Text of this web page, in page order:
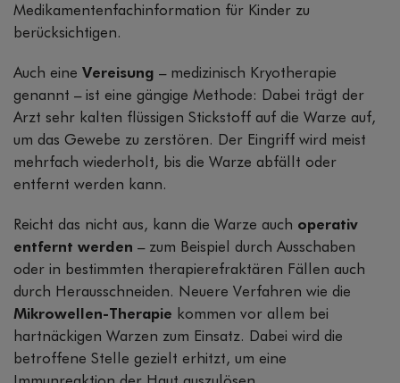
Medikamentenfachinformation für Kinder zu
berücksichtigen.
Auch eine Vereisung – medizinisch Kryotherapie
genannt – ist eine gängige Methode: Dabei trägt der
Arzt sehr kalten flüssigen Stickstoff auf die Warze auf,
um das Gewebe zu zerstören. Der Eingriff wird meist
mehrfach wiederholt, bis die Warze abfällt oder
entfernt werden kann.
Reicht das nicht aus, kann die Warze auch operativ
entfernt werden – zum Beispiel durch Ausschaben
oder in bestimmten therapierefraktären Fällen auch
durch Herausschneiden. Neuere Verfahren wie die
Mikrowellen-Therapie kommen vor allem bei
hartnäckigen Warzen zum Einsatz. Dabei wird die
betroffene Stelle gezielt erhitzt, um eine